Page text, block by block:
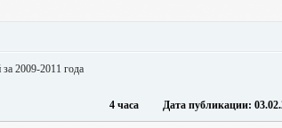
2009-2011 года
4 часа Дата публикации: